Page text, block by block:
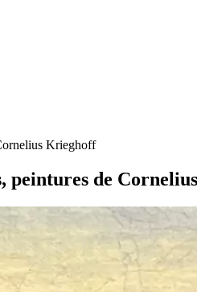
Krieghoff
peintures de